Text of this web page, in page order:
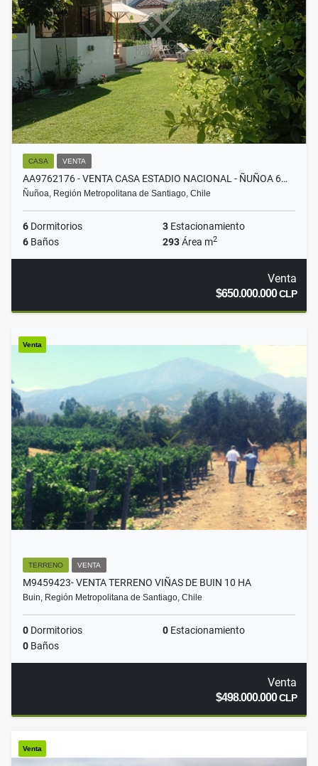
CASA VENTA
AA9762176 - VENTA CASA ESTADIO NACIONAL - ÑUÑOA 6…
Ñuñoa, Región Metropolitana de Santiago, Chile
6 Dormitorios 3 Estacionamiento
6 Baños 293Área m2
Venta
$650.000.000CLP
Venta
TERRENO VENTA
M9459423- VENTA TERRENO VIÑAS DE BUIN 10 HA
Buin, Región Metropolitana de Santiago, Chile
0 Dormitorios 0 Estacionamiento
0 Baños
Venta
$498.000.000CLP
Venta